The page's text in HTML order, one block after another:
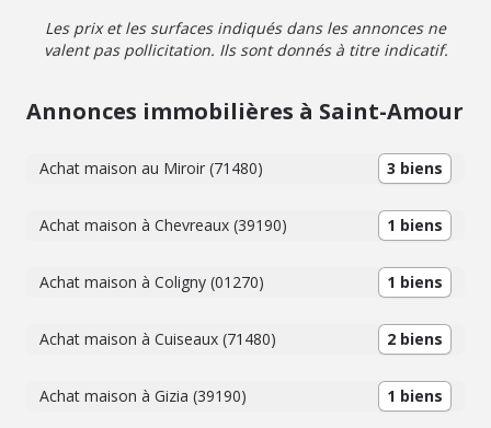
indépendant, un gîte ou agrandir la surface habitable
selon vos projets. Au troisième étage : Un vaste grenier.
assainissement collectif, huisseries en double vitrage
bois, tableau électrique de l'habitation rénové. Un bien
de l'ancien et fort potentiel. À visiter sans tarder !
Les prix et les surfaces indiqués dans les annonces ne
valent pas pollicitation. Ils sont donnés à titre indicatif.
Annonces immobilières à Saint-Amour
Achat maison au Miroir (71480) 3 biens
Achat maison à Chevreaux (39190) 1 biens
Achat maison à Coligny (01270) 1 biens
Achat maison à Cuiseaux (71480) 2 biens
Achat maison à Gizia (39190) 1 biens